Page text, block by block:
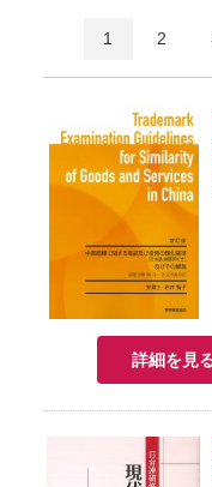
1 2
詳細を見